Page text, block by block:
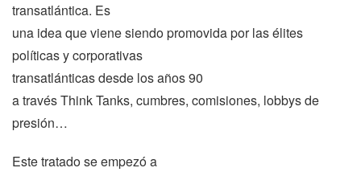
transatlántica. Es
una idea que viene siendo promovida por las élites
políticas y corporativas
transatlánticas desde los años90
através Think Tanks, cumbres, comisiones, lobbys de
presión…
Este tratado se empezó a